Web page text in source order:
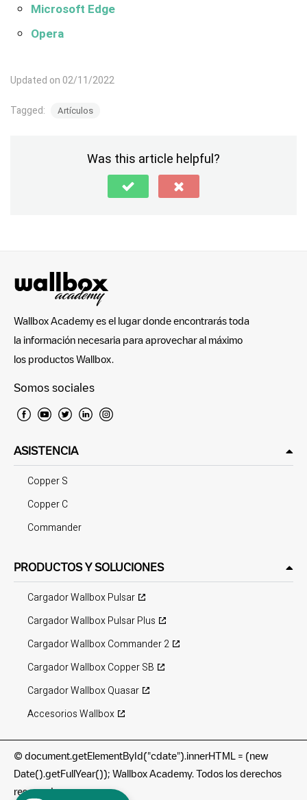
Microsoft Edge
Opera
Updated on 02/11/2022
Tagged: Artículos
Was this article helpful?
Wallbox Academy es el lugar donde encontrarás toda
la información necesaria para aprovechar al máximo
los productos Wallbox.
Somos sociales
ASISTENCIA
Copper S
Copper C
Commander
PRODUCTOS Y SOLUCIONES
Cargador Wallbox Pulsar
Cargador Wallbox Pulsar Plus
Cargador Wallbox Commander 2
Cargador Wallbox Copper SB
Cargador Wallbox Quasar
Accesorios Wallbox
© document.getElementById("cdate").innerHTML = (new
Date().getFullYear()); Wallbox Academy. Todos los derechos
reservados.